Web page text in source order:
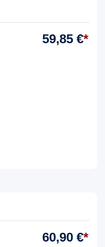
59,85 €*
60,90 €*